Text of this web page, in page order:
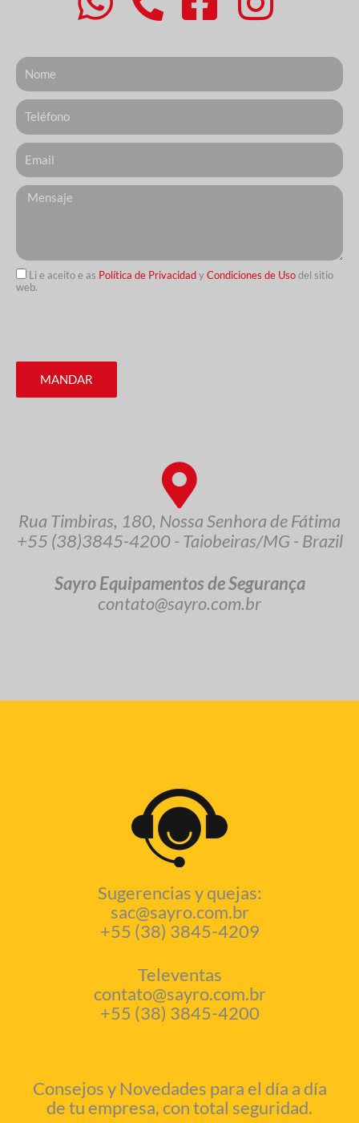
Nome
Telefone
Email
Messagem
Li e aceito e as Política de PrivacidadyCondiciones de Usodel sitio
web.
MANDAR
Rua Timbiras, 180, Nossa Senhora de Fátima
+55 (38)3845-4200 - Taiobeiras/MG - Brazil
Sayro Equipamentos de Segurança
contato@sayro.com.br
Sugerencias y quejas:
sac@sayro.com.br
+55 (38) 3845-4209
Televentas
contato@sayro.com.br
+55 (38) 3845-4200
Consejos y Novedades para el día a día
de tu empresa, con total seguridad.